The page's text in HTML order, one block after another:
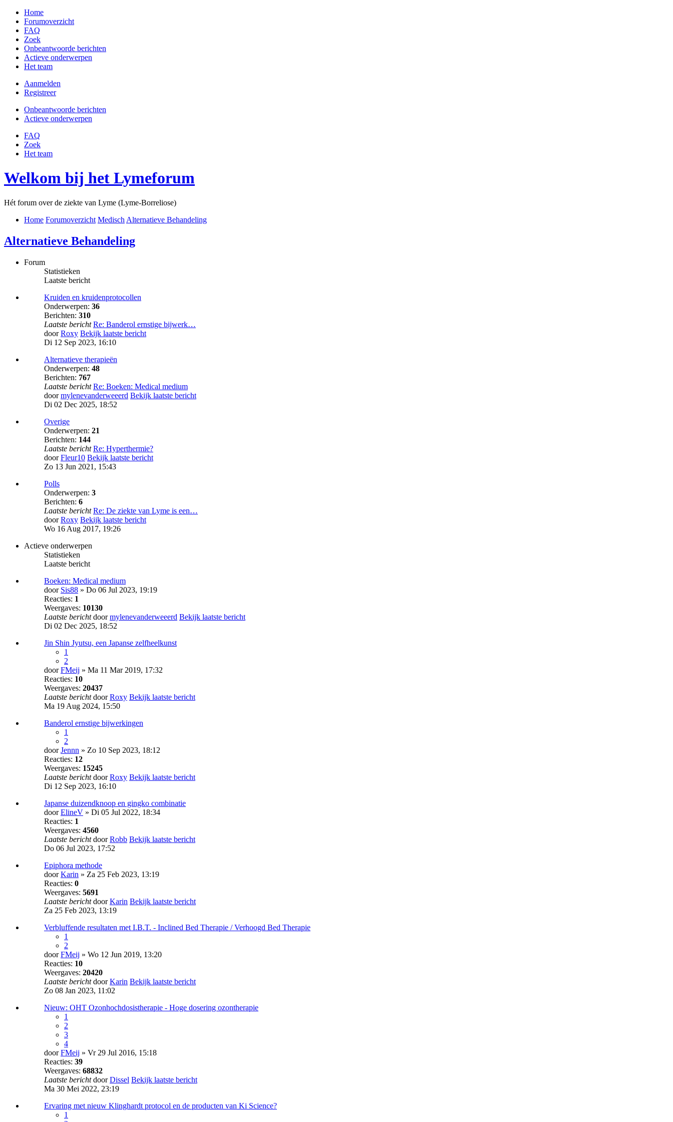
Home
Forumoverzicht
FAQ
Zoek
Onbeantwoorde berichten
Actieve onderwerpen
Het team
Aanmelden
Registreer
Onbeantwoorde berichten
Actieve onderwerpen
FAQ
Zoek
Het team
Welkom bij het Lymeforum
Hét forum over de ziekte van Lyme (Lyme-Borreliose)
Home Forumoverzicht Medisch Alternatieve Behandeling
Alternatieve Behandeling
Forum
Statistieken
Laatste bericht
Kruiden en kruidenprotocollen
Onderwerpen: 36
Berichten: 310
Laatste bericht Re: Banderol ernstige bijwerk…
doorRoxy Bekijk laatste bericht
Di 12 Sep 2023, 16:10
Alternatieve therapieën
Onderwerpen: 48
Berichten: 767
Laatste bericht Re: Boeken: Medical medium
doormylenevanderweeerd Bekijk laatste bericht
Di 02 Dec 2025, 18:52
Overige
Onderwerpen: 21
Berichten: 144
Laatste bericht Re: Hyperthermie?
doorFleur10 Bekijk laatste bericht
Zo 13 Jun 2021, 15:43
Polls
Onderwerpen: 3
Berichten: 6
Laatste bericht Re: De ziekte van Lyme is een…
doorRoxy Bekijk laatste bericht
Wo 16 Aug 2017, 19:26
Actieve onderwerpen
Statistieken
Laatste bericht
Boeken: Medical medium
door Sis88 » Do 06 Jul 2023, 19:19
Reacties: 1
Weergaves: 10130
Laatste berichtdoormylenevanderweeerd Bekijk laatste bericht
Di 02 Dec 2025, 18:52
Jin Shin Jyutsu, een Japanse zelfheelkunst
1
2
doorFMeij » Ma 11 Mar 2019, 17:32
Reacties: 10
Weergaves: 20437
Laatste berichtdoorRoxy Bekijk laatste bericht
Ma 19 Aug 2024, 15:50
Banderol ernstige bijwerkingen
1
2
doorJennn » Zo 10 Sep 2023, 18:12
Reacties: 12
Weergaves: 15245
Laatste berichtdoorRoxy Bekijk laatste bericht
Di 12 Sep 2023, 16:10
Japanse duizendknoop en gingko combinatie
doorElineV » Di 05 Jul 2022, 18:34
Reacties: 1
Weergaves: 4560
Laatste berichtdoorRobb Bekijk laatste bericht
Do 06 Jul 2023, 17:52
Epiphora methode
doorKarin » Za 25 Feb 2023, 13:19
Reacties: 0
Weergaves: 5691
Laatste berichtdoorKarin Bekijk laatste bericht
Za 25 Feb 2023, 13:19
Verbluffende resultaten met I.B.T. - Inclined Bed Therapie / Verhoogd Bed Therapie
1
2
doorFMeij » Wo 12 Jun 2019, 13:20
Reacties: 10
Weergaves: 20420
Laatste berichtdoorKarin Bekijk laatste bericht
Zo 08 Jan 2023, 11:02
Nieuw: OHT Ozonhochdosistherapie - Hoge dosering ozontherapie
1
2
3
4
doorFMeij » Vr 29 Jul 2016, 15:18
Reacties: 39
Weergaves: 68832
Laatste berichtdoorDissel Bekijk laatste bericht
Ma 30 Mei 2022, 23:19
Ervaring met nieuw Klinghardt protocol en de producten van Ki Science?
1